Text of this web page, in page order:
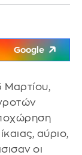
Google
Μαρτίου,
αύριο,
οι